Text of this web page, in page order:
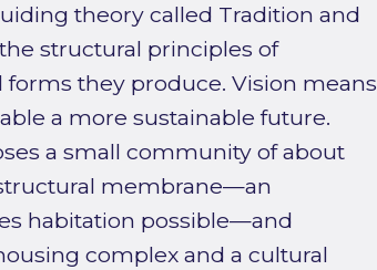
theory called Tradition and
structural principles of
they produce. Vision means
a more sustainable future.
a small community of about
membrane—an
habitation possible—and
complex and a cultural